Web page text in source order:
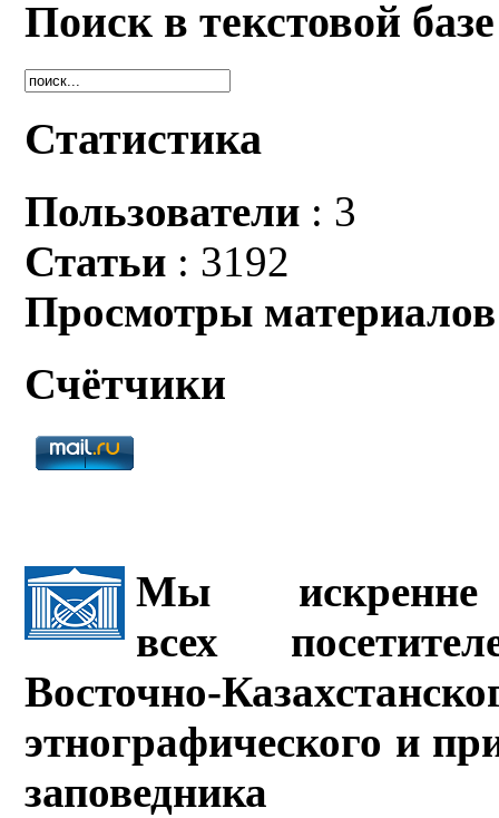
Поиск в текстовой базе
Статистика
Пользователи : 3
Статьи : 3192
Просмотры материалов
Счётчики
Мы искренне
всех
Восточно-
этнографического и
заповедника